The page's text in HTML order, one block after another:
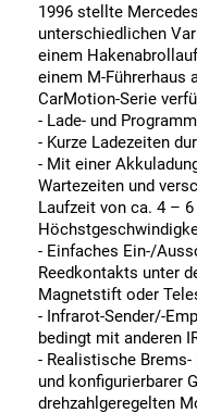
1996 stellte
unterschiedlichen
einem
einem M-Führerhaus
CarMotion-Serie
- Lade- und
- Kurze Ladezeiten
- Mit einer
Wartezeiten und
Laufzeit von ca. 4 – 6
- Einfaches Ein-/
Reedkontakts unter
Magnetstift oder
- Infrarot-Sender/-
bedingt mit anderen
- Realistische
und konfigurierbarer
drehzahlgeregelten